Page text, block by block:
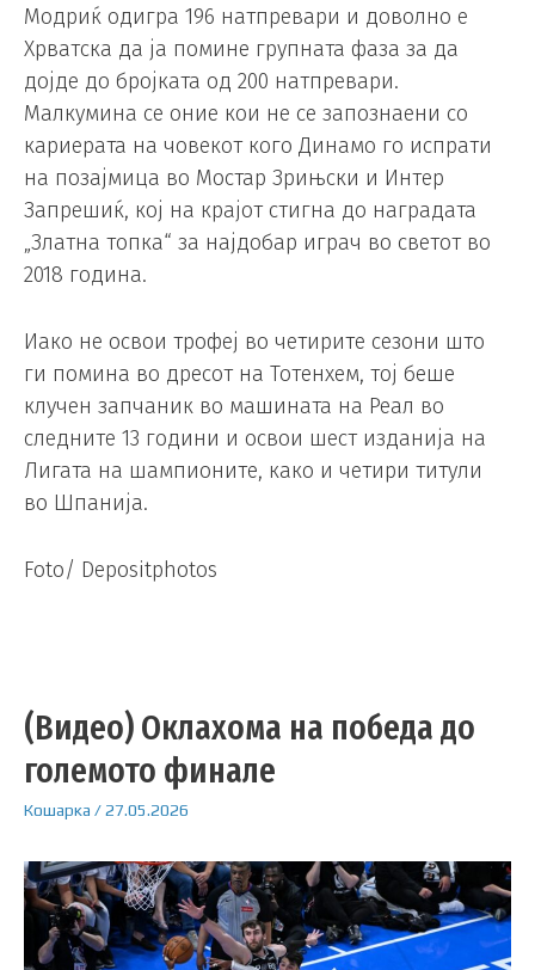
Модриќ одигра 196 натпревари и доволно е
Хрватска да ја помине групната фаза за да
дојде до бројката од 200 натпревари.
Малкумина се оние кои не се запознаени со
кариерата на човекот кого Динамо го испрати
на позајмица во Мостар Зрињски и Интер
Запрешиќ, кој на крајот стигна до наградата
„Златна топка“ за најдобар играч во светот во
2018 година.
Иако не освои трофеј во четирите сезони што
ги помина во дресот на Тотенхем, тој беше
клучен запчаник во машината на Реал во
следните 13 години и освои шест изданија на
Лигата на шампионите, како и четири титули
во Шпанија.
Foto/ Depositphotos
(Видео) Оклахома на победа до
големото финале
Кошарка /27.05.2026